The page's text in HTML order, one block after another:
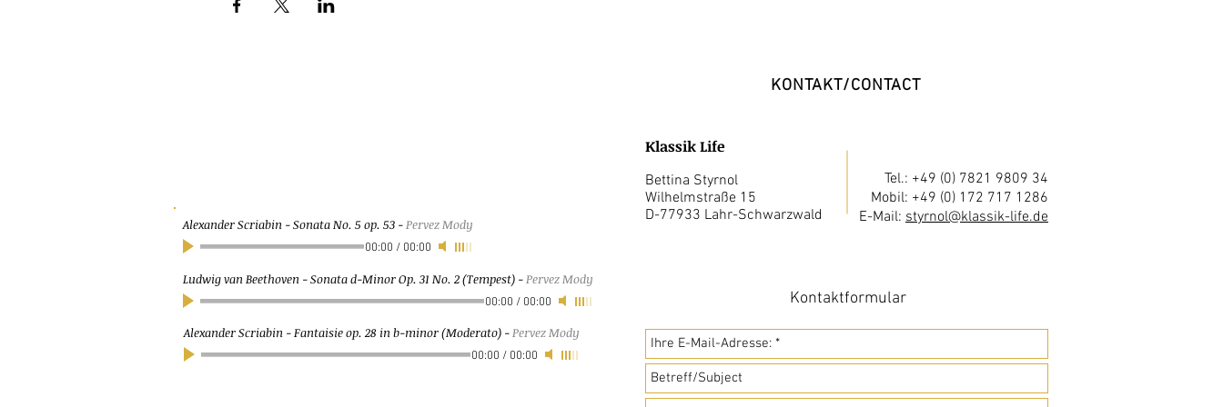
Ludwig van Beethoven - Sonata d-Minor Op. 31 No. 2 (Tempest) -Pervez Mody
00:00 / 00:00
Alexander Scriabin - Fantaisie op. 28 in b-minor (Moderato) -Pervez Mody
00:00 / 00:00
Alexander Scriabin - Sonata No. 5 op. 53 -Pervez Mody
00:00 / 00:00
KONTAKT/CONTACT
Klassik Life
Bettina Styrnol
Wilhelmstraße 15
D-77933 Lahr-Schwarzwald
Tel.: +49 (0) 7821 9809 34
Mobil: +49 (0) 172 717 1286
E-Mail: styrnol@klassik-life.de
Kontaktformular